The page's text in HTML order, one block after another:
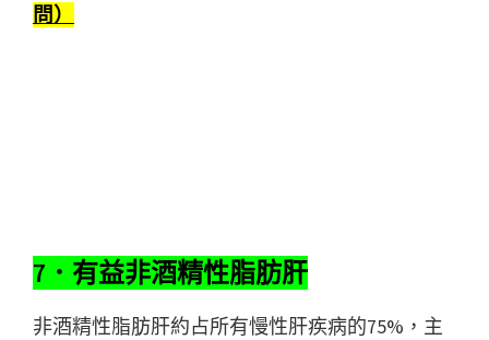
問）
7．有益非酒精性脂肪肝
非酒精性脂肪肝約占所有慢性肝疾病的75%，主